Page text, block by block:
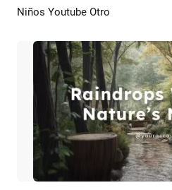
Previsualizar
Niños Youtube Otro